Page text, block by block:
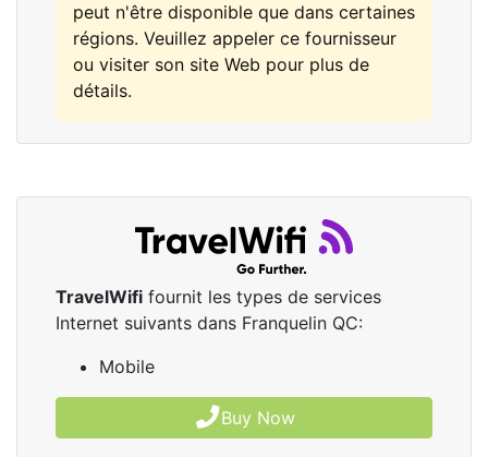
peut n'être disponible que dans certaines
régions. Veuillez appeler ce fournisseur
ou visiter son site Web pour plus de
détails.
TravelWifi fournit les types de services
Internet suivants dans Franquelin QC:
Mobile
Buy Now